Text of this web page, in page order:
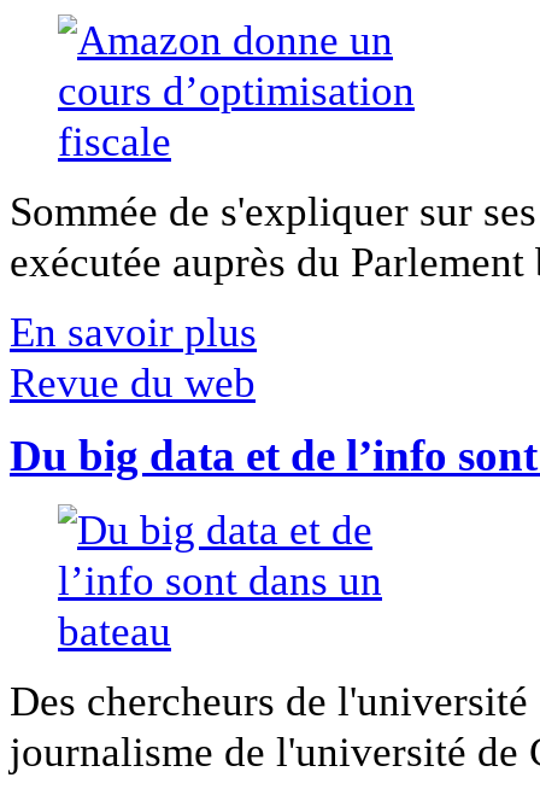
Sommée de s'expliquer sur
exécutée auprès du
En savoir plus
Revue du web
Du big data et de l’info
Des chercheurs de
journalisme de l'université